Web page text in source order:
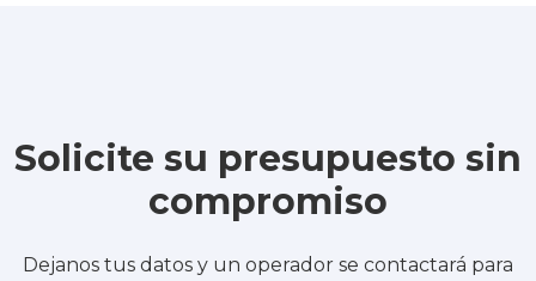
Solicite su presupuesto sin
compromiso
Dejanos tus datos y un operador se contactará para